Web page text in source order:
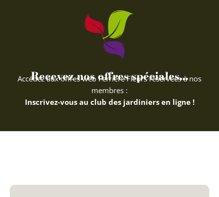
Recevez nos offres spéciales...
Accédez aux offres web Ferriere Fleurs réservées à nos
membres :
Inscrivez-vous au club des jardiniers en ligne !